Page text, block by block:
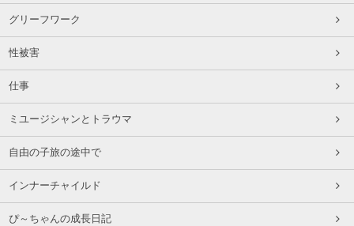
グリーフワーク
性被害
仕事
ミユージシャンとトラウマ
自由の子旅の途中で
インナーチャイルド
ぴ～ちゃんの成長日記